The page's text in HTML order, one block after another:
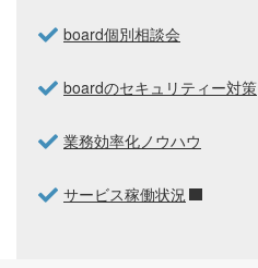
board個別相談会
boardのセキュリティー対策
業務効率化ノウハウ
サービス稼働状況